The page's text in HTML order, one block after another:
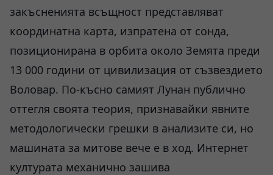
закъсненията всъщност представляват
координатна карта, изпратена от сонда,
позиционирана в орбита около Земята преди
13 000 години от цивилизация от съзвездието
Воловар. По-късно самият Лунан публично
оттегля своята теория, признавайки явните
методологически грешки в анализите си, но
машината за митове вече е в ход. Интернет
културата механично зашива